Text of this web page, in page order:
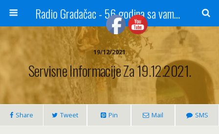
Radio Gradačac - 56 godina sa vama...
19/12/2021
Servisne Informacije Za 19.12.2021.
Share Tweet Pin Mail SMS